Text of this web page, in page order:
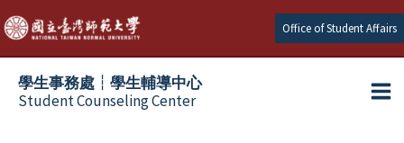
Skip
to
content
Office of Student Affairs
學生事務處┆學生輔導中心
Student Counseling Center